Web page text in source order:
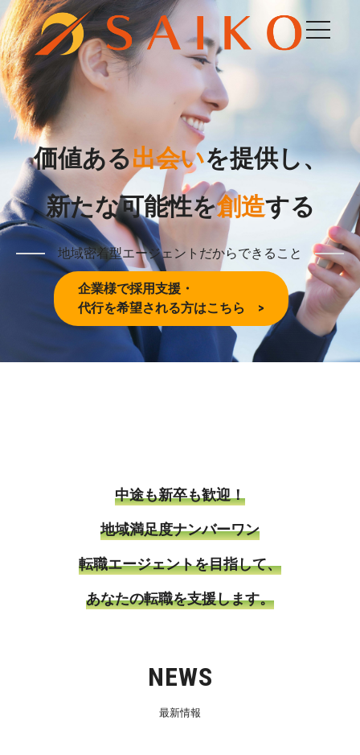
価値ある出会いを提供し、
新たな可能性を創造する
地域密着型エージェントだからできること
企業様で採用支援・
代行を希望される方はこちら >
中途も新卒も歓迎！
地域満足度ナンバーワン
転職エージェントを目指して、
あなたの転職を支援します。
NEWS
最新情報